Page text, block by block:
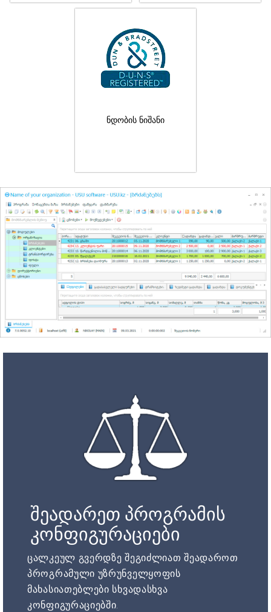
ნდობის ნიშანი
შეადარეთ პროგრამის
კონფიგურაციები
ცალკეულ გვერდზე შეგიძლიათ შეადაროთ
პროგრამული უზრუნველყოფის
მახასიათებლები სხვადასხვა
კონფიგურაციებში.